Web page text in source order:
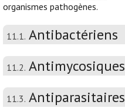
organismes pathogènes.
11.1. Antibactériens
11.2. Antimycosiques
11.3. Antiparasitaires